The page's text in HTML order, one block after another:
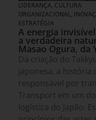
LIDERANÇA, CULTURA
ORGANIZACIONAL,
ESTRATÉGIA
A energia
a verdadeira
Masao Ogura, da
Da criação do
japonesa, a história
responsável por
Transport em um
logística do Japão.